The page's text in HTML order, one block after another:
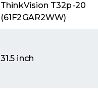
ThinkVision T32p-20
(61F2GAR2WW)
31.5 inch